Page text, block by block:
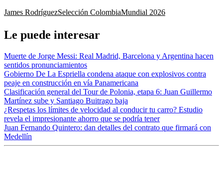
James RodríguezSelección ColombiaMundial 2026
Le puede interesar
Muerte de Jorge Messi: Real Madrid, Barcelona y Argentina hacen
sentidos pronunciamientos
Gobierno De La Espriella condena ataque con explosivos contra
peaje en construcción en vía Panamericana
Clasificación general del Tour de Polonia, etapa 6: Juan Guillermo
Martínez sube y Santiago Buitrago baja
¿Respetas los límites de velocidad al conducir tu carro? Estudio
revela el impresionante ahorro que se podría tener
Juan Fernando Quintero: dan detalles del contrato que firmará con
Medellín